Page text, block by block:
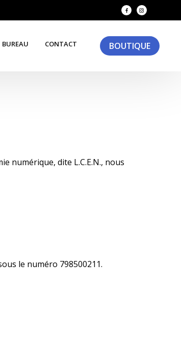
BUREAU CONTACT BOUTIQUE
numérique, dite L.C.E.N., nous
le numéro 798500211.